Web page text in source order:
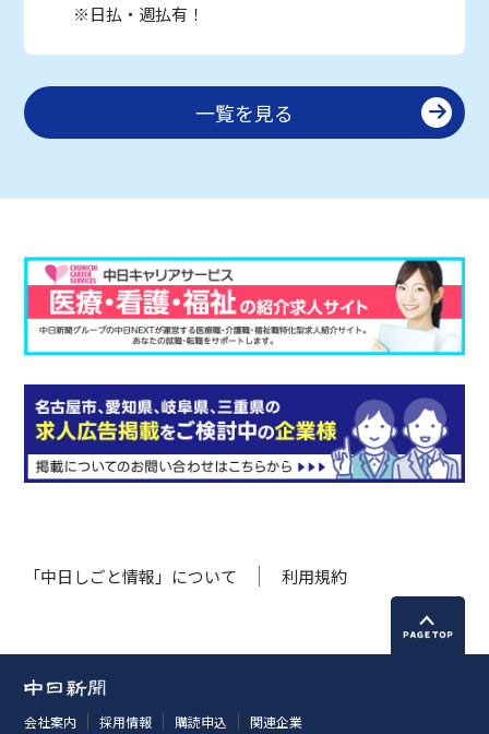
※日払・週払有！
一覧を見る
「中日しごと情報」について 利用規約
会社案内 採用情報 購読申込 関連企業